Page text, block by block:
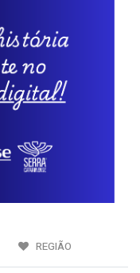
REGIÃO